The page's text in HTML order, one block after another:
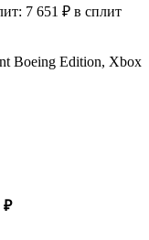
7 651 ₽ в сплит
Boeing Edition, Xbox
₽